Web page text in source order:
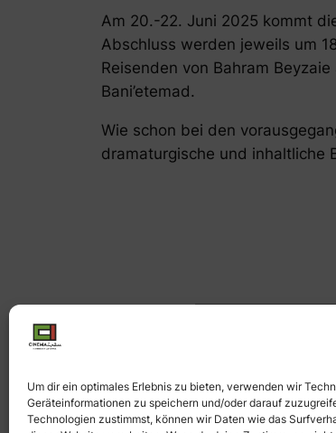
Um dir ein optimales Erlebnis zu bieten, verwenden wir
Geräteinformationen zu speichern und/oder darauf
Technologien zustimmst, können wir Daten wie das
Am 20.-22. Juni 2025 kommt
Abschluss werden jeweils um
Reisenden von Bahram
Bani’etemad.
Wie schon bei den
dramaturgische und inhaltliche